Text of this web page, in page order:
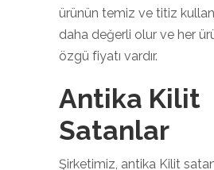
ürünün temiz ve titiz
daha değerli olur ve her
özgü fiyatı vardır.
Antika Kilit
Satanlar
Şirketimiz, antika Kilit